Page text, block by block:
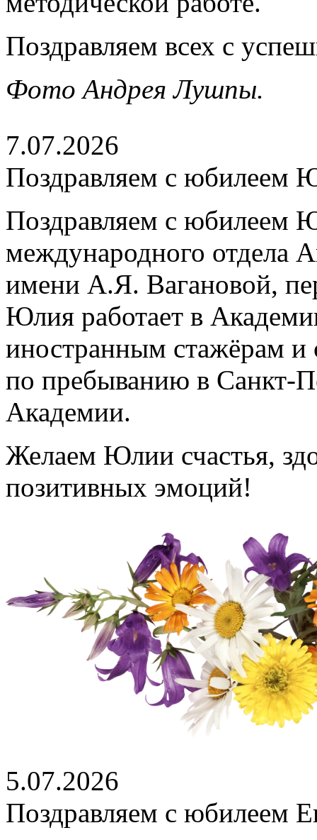
Поздравляем всех с
Фото Андрея Лушпы.
7.07.2026
Поздравляем с юбилеем
Поздравляем с юбилеем
международного отдела
имени А.Я. Вагановой,
Юлия работает в
иностранным стажёрам и
по пребыванию в Санкт-
Академии.
Желаем Юлии счастья,
позитивных эмоций!
5.07.2026
Поздравляем с юбилеем